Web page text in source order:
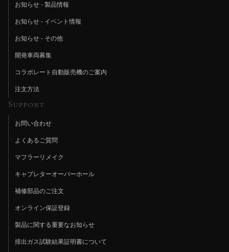
お知らせ - 製品情報
お知らせ - イベント情報
お知らせ - その他
開発車両募集
コラボレート自動販売機のご案内
注文方法
Support
お問い合わせ
よくあるご質問
マフラーリメイク
キャブレターオーバーホール
補修部品のご注文
オンライン保証登録
製品に関する重要なお知らせ
排出ガス試験結果証明書について